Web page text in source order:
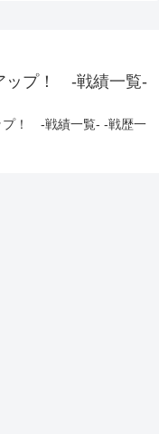
ップ！ -戦績一覧-
！ -戦績一覧- -戦歴一